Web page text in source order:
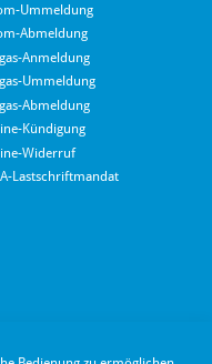
Ummeldung
Abmeldung
Anmeldung
Ummeldung
Abmeldung
Kündigung
Widerruf
Lastschriftmandat